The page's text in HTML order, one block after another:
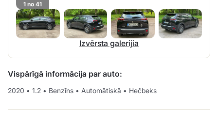
1 no 41
Izvērsta galerijia
Vispārīgā informācija par auto:
2020 • 1.2 • Benzīns • Automātiskā • Hečbeks